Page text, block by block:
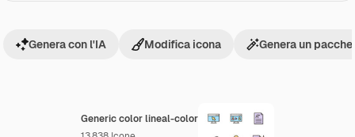
Generic color lineal-color
Genera con l'IA Modifica icona Genera un